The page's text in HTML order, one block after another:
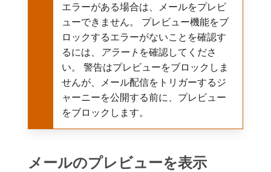
エラーがある場合は、メールをプレビ
ューできません。 プレビュー機能をブ
ロックするエラーがないことを確認す
るには、
アラート ​を確認してくださ
い。 警告はプレビューをブロックしま
せんが、メール配信をトリガーするジ
ャーニーを公開する前に、プレビュー
をブロックします。
メールのプレビューを表示